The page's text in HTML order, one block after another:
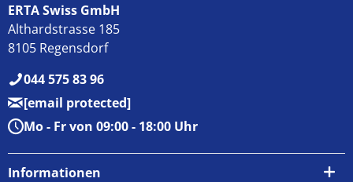
ERTA Swiss GmbH
Althardstrasse 185
8105 Regensdorf
044 575 83 96
[email protected]
Mo - Fr von 09:00 - 18:00 Uhr
Informationen